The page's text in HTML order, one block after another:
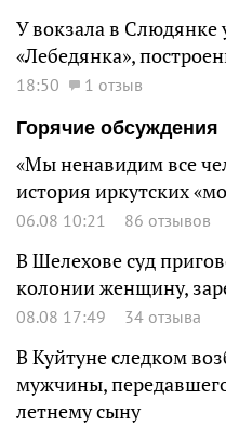
У вокзала в Слюдянке
«Лебедянка»,
18:50
1 отзыв
Горячие обсуждения
«Мы ненавидим все
история иркутских
06.08 10:21 86 отзывов
В Шелехове суд
колонии женщину,
08.08 17:49 34 отзыва
В Куйтуне следком
мужчины,
летнему сыну